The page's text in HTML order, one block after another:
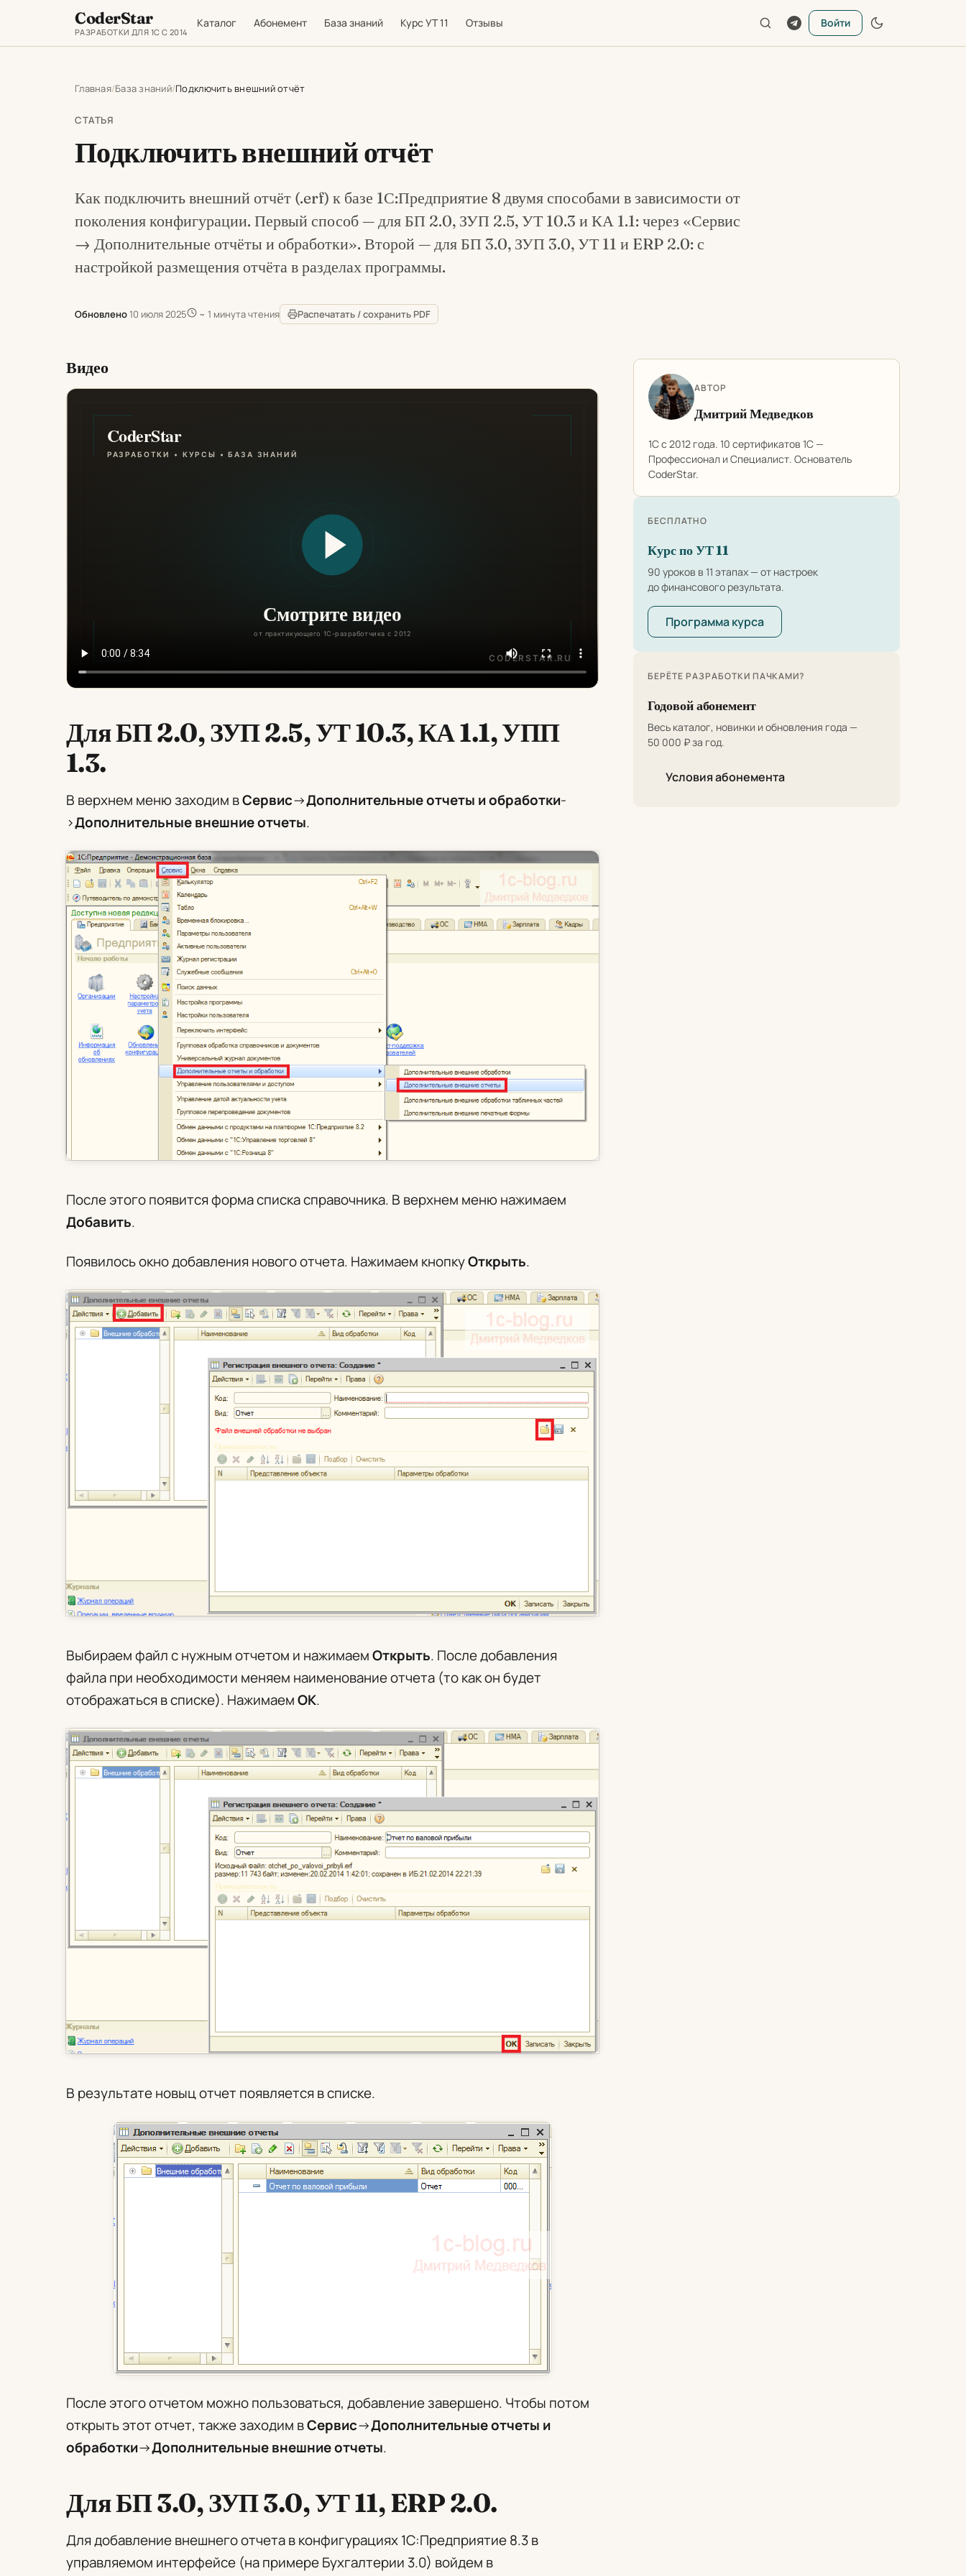
CoderStar
РАЗРАБОТКИ ДЛЯ 1С С 2014
Каталог Абонемент База знаний Курс УТ 11 Отзывы Войти
Главная База знаний Подключить внешний отчёт
СТАТЬЯ
Подключить внешний отчёт
Как подключить внешний отчёт (.erf) к базе 1С:Предприятие 8 двумя способами в зависимости от
поколения конфигурации. Первый способ — для БП 2.0, ЗУП 2.5, УТ 10.3 и КА 1.1: через «Сервис
→ Дополнительные отчёты и обработки». Второй — для БП 3.0, ЗУП 3.0, УТ 11 и ERP 2.0: с
настройкой размещения отчёта в разделах программы.
Обновлено 10 июля 2025 ~ 1 минута чтения Распечатать / сохранить PDF
Видео
Для БП 2.0, ЗУП 2.5, УТ 10.3, КА 1.1, УПП
1.3.
В верхнем меню заходим вСервис->Дополнительные отчеты и обработки-
>Дополнительные внешние отчеты.
После этого появится форма списка справочника. В верхнем меню нажимаем
Добавить.
Появилось окно добавления нового отчета. Нажимаем кнопкуОткрыть.
Выбираем файл с нужным отчетом и нажимаемОткрыть. После добавления
файла при необходимости меняем наименование отчета (то как он будет
отображаться в списке). НажимаемОК.
В результате новыц отчет появляется в списке.
После этого отчетом можно пользоваться, добавление завершено. Чтобы потом
открыть этот отчет, также заходим вСервис->Дополнительные отчеты и
обработки->Дополнительные внешние отчеты.
Для БП 3.0, ЗУП 3.0, УТ 11, ERP 2.0.
Для добавление внешнего отчета в конфигурациях 1С:Предприятие 8.3 в
управляемом интерфейсе (на примере Бухгалтерии 3.0) войдем в
АВТОР
Дмитрий Медведков
1С с 2012 года. 10 сертификатов 1С —
Профессионал и Специалист. Основатель
CoderStar.
БЕСПЛАТНО
Курс по УТ 11
90 уроков в 11 этапах — от настроек
до финансового результата.
Программа курса
БЕРЁТЕ РАЗРАБОТКИ ПАЧКАМИ?
Годовой абонемент
Весь каталог, новинки и обновления года —
50 000 ₽ за год.
Условия абонемента